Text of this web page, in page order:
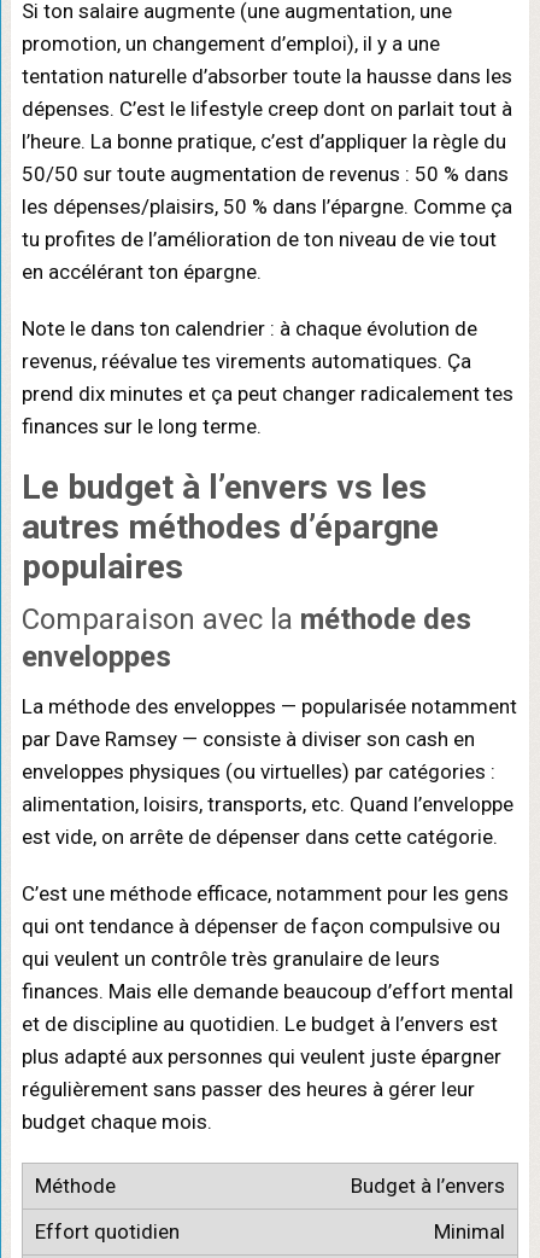
Si ton salaire augmente (une augmentation, une
promotion, un changement d’emploi), il y a une
tentation naturelle d’absorber toute la hausse dans les
dépenses. C’est le lifestyle creep dont on parlait tout à
l’heure. La bonne pratique, c’est d’appliquer la règle du
50/50 sur toute augmentation de revenus : 50 % dans
les dépenses/plaisirs, 50 % dans l’épargne. Comme ça
tu profites de l’amélioration de ton niveau de vie tout
en accélérant ton épargne.
Note le dans ton calendrier : à chaque évolution de
revenus, réévalue tes virements automatiques. Ça
prend dix minutes et ça peut changer radicalement tes
finances sur le long terme.
Le budget à l’envers vs les
autres méthodes d’épargne
populaires
Comparaison avec la méthode des
enveloppes
La méthode des enveloppes — popularisée notamment
par Dave Ramsey — consiste à diviser son cash en
enveloppes physiques (ou virtuelles) par catégories :
alimentation, loisirs, transports, etc. Quand l’enveloppe
est vide, on arrête de dépenser dans cette catégorie.
C’est une méthode efficace, notamment pour les gens
qui ont tendance à dépenser de façon compulsive ou
qui veulent un contrôle très granulaire de leurs
finances. Mais elle demande beaucoup d’effort mental
et de discipline au quotidien. Le budget à l’envers est
plus adapté aux personnes qui veulent juste épargner
régulièrement sans passer des heures à gérer leur
budget chaque mois.
Budget à l’envers
Minimal